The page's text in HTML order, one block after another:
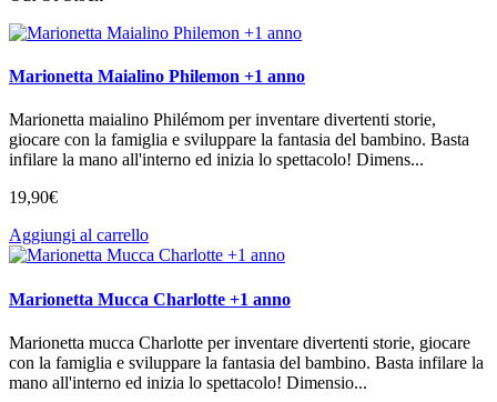
Marionetta Maialino Philemon +1 anno
Marionetta maialino Philémom per inventare divertenti storie,
giocare con la famiglia e sviluppare la fantasia del bambino. Basta
infilare la mano all'interno ed inizia lo spettacolo! Dimens...
19,90€
Aggiungi al carrello
Marionetta Mucca Charlotte +1 anno
Marionetta mucca Charlotte per inventare divertenti storie, giocare
con la famiglia e sviluppare la fantasia del bambino. Basta infilare la
mano all'interno ed inizia lo spettacolo! Dimensio...